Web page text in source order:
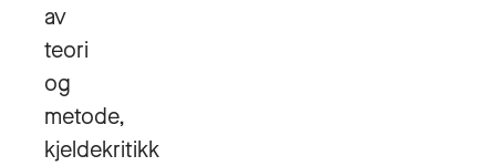
av
teori
og
metode,
kjeldekritikk